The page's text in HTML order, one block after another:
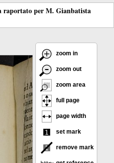
raportato per M. Gianbatista
zoom in
zoom out
zoom area
full page
page width
set mark
remove mark